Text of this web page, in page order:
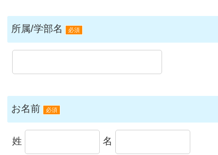
所属/学部名 必須
お名前 必須
姓 名